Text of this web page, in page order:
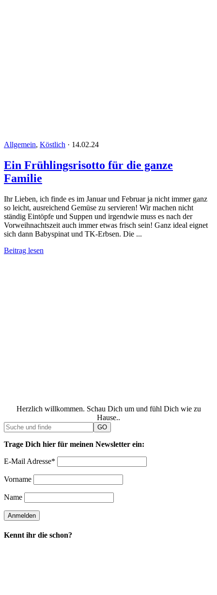
Allgemein, Köstlich · 14.02.24
Ein Frühlingsrisotto für die ganze
Familie
Ihr Lieben, ich finde es im Januar und Februar ja nicht immer ganz
so leicht, ausreichend Gemüse zu servieren! Wir machen nicht
ständig Eintöpfe und Suppen und irgendwie muss es nach der
Vorweihnachtszeit auch immer etwas frisch sein! Ganz ideal eignet
sich dann Babyspinat und TK-Erbsen. Die ...
Beitrag lesen
Herzlich willkommen. Schau Dich um und fühl Dich wie zu
Hause..
Trage Dich hier für meinen Newsletter ein:
E-Mail Adresse*
Vorname
Name
Kennt ihr die schon?